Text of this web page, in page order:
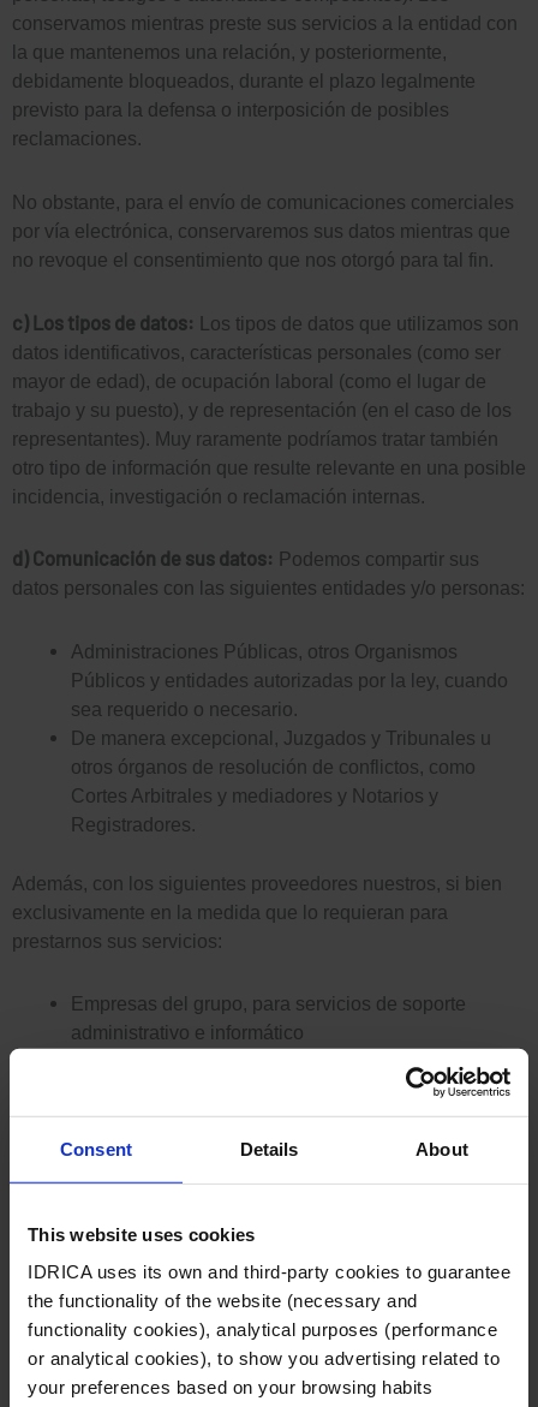
Consent Details About
This website uses cookies
IDRICA uses its own and third-party cookies to guarantee
the functionality of the website (necessary and
functionality cookies), analytical purposes (performance
or analytical cookies), to show you advertising related to
your preferences based on your browsing habits
conservamos mientras preste sus servicios a la entidad con
la que mantenemos una relación, y posteriormente,
debidamente bloqueados, durante el plazo legalmente
previsto para la defensa o interposición de posibles
reclamaciones.
No obstante, para el envío de comunicaciones comerciales
por vía electrónica, conservaremos sus datos mientras que
no revoque el consentimiento que nos otorgó para tal fin.
c) Los tipos de datos: Los tipos de datos que utilizamos son
datos identificativos, características personales (como ser
mayor de edad), de ocupación laboral (como el lugar de
trabajo y su puesto), y de representación (en el caso de los
representantes). Muy raramente podríamos tratar también
otro tipo de información que resulte relevante en una posible
incidencia, investigación o reclamación internas.
d) Comunicación de sus datos: Podemos compartir sus
datos personales con las siguientes entidades y/o personas:
Administraciones Públicas, otros Organismos
Públicos y entidades autorizadas por la ley, cuando
sea requerido o necesario.
De manera excepcional, Juzgados y Tribunales u
otros órganos de resolución de conflictos, como
Cortes Arbitrales y mediadores y Notarios y
Registradores.
Además, con los siguientes proveedores nuestros, si bien
exclusivamente en la medida que lo requieran para
prestarnos sus servicios:
Empresas del grupo, para servicios de soporte
administrativo e informático
proveedores para servicios de soporte y desarrollo
informático y de la intranet de IDRICA.
LOTES DIALVA, S.A., para determinados envíos
postales
defensa de los intereses legales y derechos de
IDRICA.
Otros proveedores que puedan complementar o
sustituir a los anteriores.
e) Transferencias internacionales de datos: De manera